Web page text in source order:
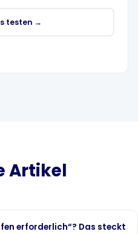
testen →
Artikel
erforderlich“? Das steckt